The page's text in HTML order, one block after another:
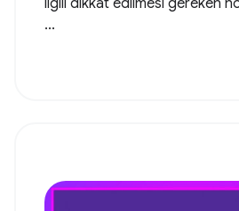
ilgili dikkat edilmesi gereken
...